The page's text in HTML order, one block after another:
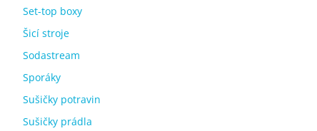
Set-top boxy
Šicí stroje
Sodastream
Sporáky
Sušičky potravin
Sušičky prádla